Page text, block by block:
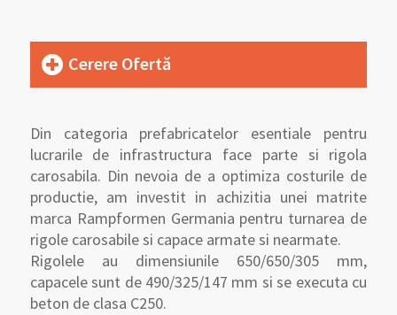
Cerere Ofertă
Din categoria prefabricatelor esentiale pentru
lucrarile de infrastructura face parte si rigola
carosabila. Din nevoia de a optimiza costurile de
productie, am investit in achizitia unei matrite
marca Rampformen Germania pentru turnarea de
rigole carosabile si capace armate si nearmate.
Rigolele au dimensiunile 650/650/305 mm,
capacele sunt de 490/325/147 mm si se executa cu
beton de clasa C250.